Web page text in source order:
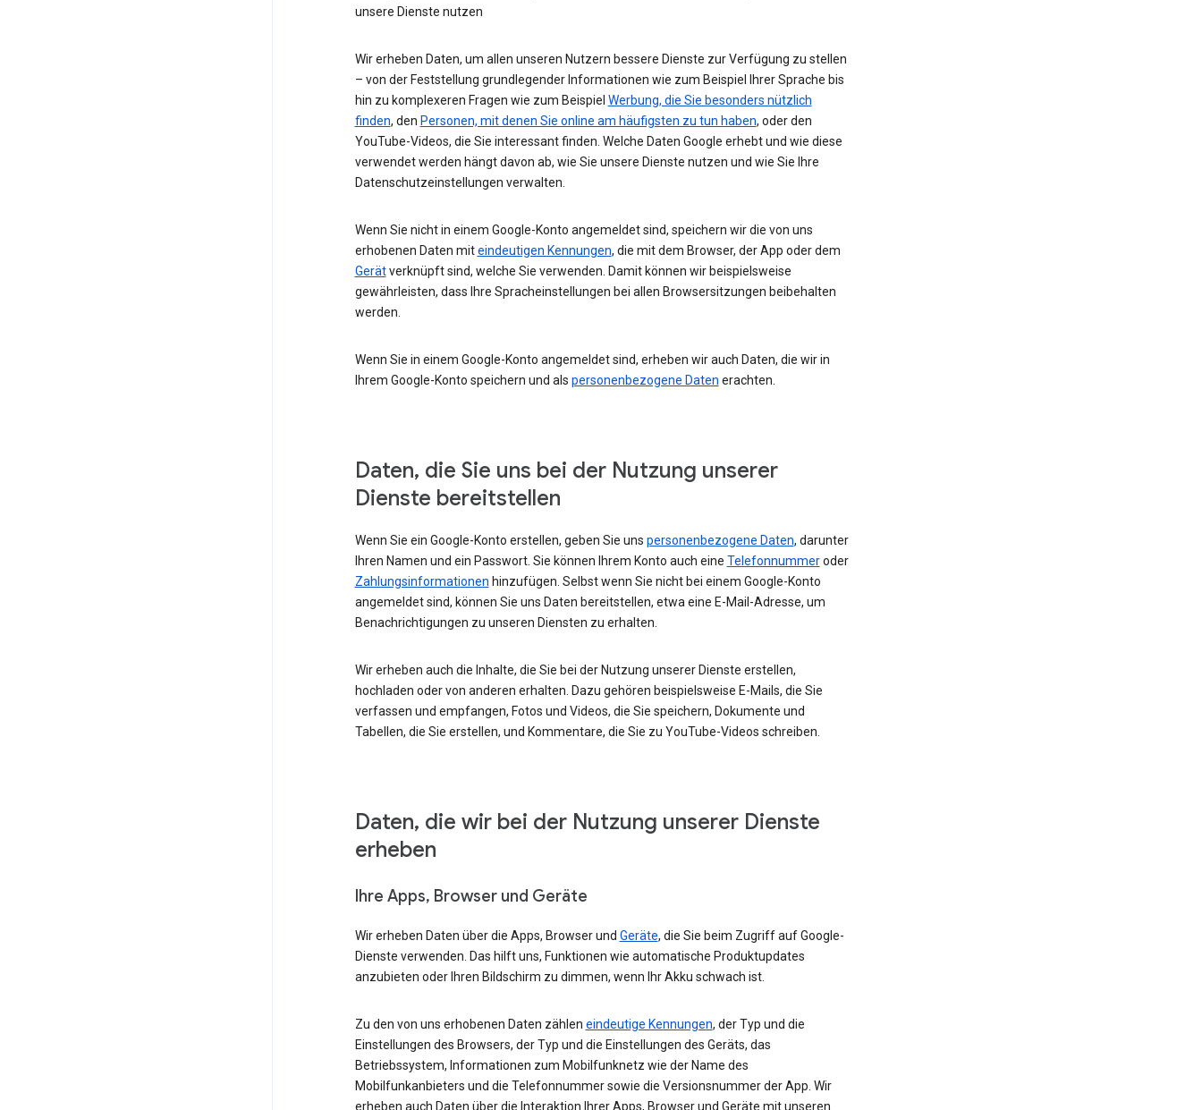
unsere Dienste nutzen
Wir erheben Daten, um allen unseren Nutzern bessere Dienste zur Verfügung zu stellen
– von der Feststellung grundlegender Informationen wie zum Beispiel Ihrer Sprache bis
hin zu komplexeren Fragen wie zum Beispiel Werbung, die Sie besonders nützlich
finden, den Personen, mit denen Sie online am häufigsten zu tun haben, oder den
YouTube-Videos, die Sie interessant finden. Welche Daten Google erhebt und wie diese
verwendet werden hängt davon ab, wie Sie unsere Dienste nutzen und wie Sie Ihre
Datenschutzeinstellungen verwalten.
Wenn Sie nicht in einem Google-Konto angemeldet sind, speichern wir die von uns
erhobenen Daten miteindeutigen Kennungen, die mit dem Browser, der App oder dem
Gerätverknüpft sind, welche Sie verwenden. Damit können wir beispielsweise
gewährleisten, dass Ihre Spracheinstellungen bei allen Browsersitzungen beibehalten
werden.
Wenn Sie in einem Google-Konto angemeldet sind, erheben wir auch Daten, die wir in
Ihrem Google-Konto speichern und als personenbezogene Daten erachten.
Daten, die Sie uns bei der Nutzung unserer
Dienste bereitstellen
Wenn Sie ein Google-Konto erstellen, geben Sie uns personenbezogene Daten, darunter
Ihren Namen und ein Passwort. Sie können Ihrem Konto auch eine Telefonnummeroder
Zahlungsinformationen hinzufügen. Selbst wenn Sie nicht bei einem Google-Konto
angemeldet sind, können Sie uns Daten bereitstellen, etwa eine E-Mail-Adresse, um
Benachrichtigungen zu unseren Diensten zu erhalten.
Wir erheben auch die Inhalte, die Sie bei der Nutzung unserer Dienste erstellen,
hochladen oder von anderen erhalten. Dazu gehören beispielsweise E-Mails, die Sie
verfassen und empfangen, Fotos und Videos, die Sie speichern, Dokumente und
Tabellen, die Sie erstellen, und Kommentare, die Sie zu YouTube-Videos schreiben.
Daten, die wir bei der Nutzung unserer Dienste
erheben
Ihre Apps, Browser und Geräte
Wir erheben Daten über die Apps, Browser und Geräte, die Sie beim Zugriff auf Google-
Dienste verwenden. Das hilft uns, Funktionen wie automatische Produktupdates
anzubieten oder Ihren Bildschirm zu dimmen, wenn Ihr Akku schwach ist.
Zu den von uns erhobenen Daten zählen eindeutige Kennungen, der Typ und die
Einstellungen des Browsers, der Typ und die Einstellungen des Geräts, das
Betriebssystem, Informationen zum Mobilfunknetz wie der Name des
Mobilfunkanbieters und die Telefonnummer sowie die Versionsnummer der App. Wir
erheben auch Daten über die Interaktion Ihrer Apps, Browser und Geräte mit unseren